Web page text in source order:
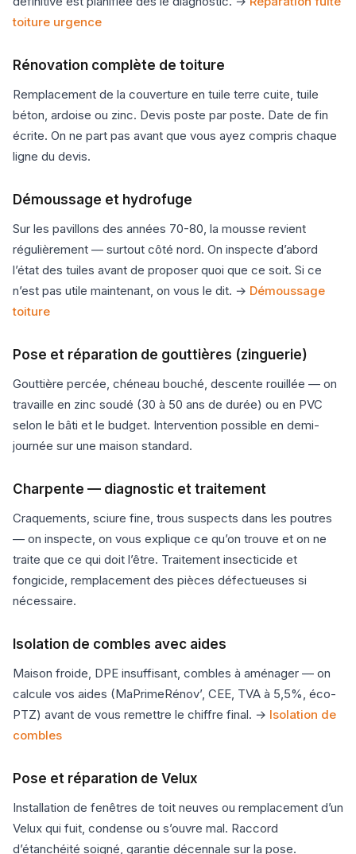
toiture urgence
Rénovation complète de toiture
Remplacement de la couverture en tuile terre cuite, tuile
béton, ardoise ou zinc. Devis poste par poste. Date de fin
écrite. On ne part pas avant que vous ayez compris chaque
ligne du devis.
Démoussage et hydrofuge
Sur les pavillons des années 70-80, la mousse revient
régulièrement — surtout côté nord. On inspecte d’abord
l’état des tuiles avant de proposer quoi que ce soit. Si ce
n’est pas utile maintenant, on vous le dit. → Démoussage
toiture
Pose et réparation de gouttières (zinguerie)
Gouttière percée, chéneau bouché, descente rouillée — on
travaille en zinc soudé (30 à 50 ans de durée) ou en PVC
selon le bâti et le budget. Intervention possible en demi-
journée sur une maison standard.
Charpente — diagnostic et traitement
Craquements, sciure fine, trous suspects dans les poutres
— on inspecte, on vous explique ce qu’on trouve et on ne
traite que ce qui doit l’être. Traitement insecticide et
fongicide, remplacement des pièces défectueuses si
nécessaire.
Isolation de combles avec aides
Maison froide, DPE insuffisant, combles à aménager — on
calcule vos aides (MaPrimeRénov’, CEE, TVA à 5,5%, éco-
PTZ) avant de vous remettre le chiffre final. → Isolation de
combles
Pose et réparation de Velux
Installation de fenêtres de toit neuves ou remplacement d’un
Velux qui fuit, condense ou s’ouvre mal. Raccord
d’étanchéité soigné, garantie décennale sur la pose.